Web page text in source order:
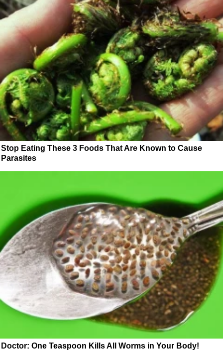
Stop Eating These 3 Foods That Are Known to Cause
Parasites
Doctor: One Teaspoon Kills All Worms in Your Body!